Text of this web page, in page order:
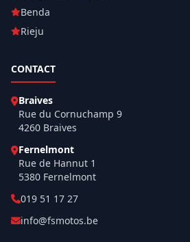
Benda
Rieju
CONTACT
Braives
Rue du Cornuchamp 9
4260 Braives
Fernelmont
Rue de Hannut 1
5380 Fernelmont
019 51 17 27
info@fsmotos.be